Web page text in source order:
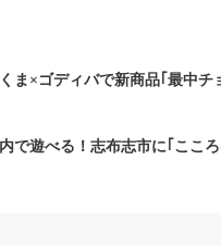
くま×ゴディバで新商品｢最中チ
内で遊べる！志布志市に｢ここ